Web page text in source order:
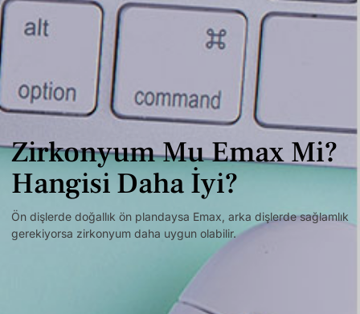
Zirkonyum Mu Emax Mi?
Hangisi Daha İyi?
Ön dişlerde doğallık ön plandaysa Emax, arka dişlerde sağlamlık
gerekiyorsa zirkonyum daha uygun olabilir.